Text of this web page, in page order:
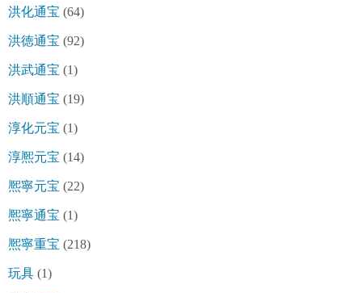
洪化通宝 (64)
洪徳通宝 (92)
洪武通宝 (1)
洪順通宝 (19)
淳化元宝 (1)
淳熈元宝 (14)
熈寧元宝 (22)
熈寧通宝 (1)
熈寧重宝 (218)
玩具 (1)